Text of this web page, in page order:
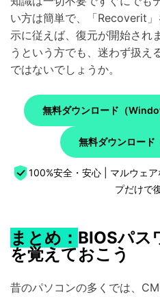
い方は簡単で、「Recoverit
示に従えば、復元が開始され
うという方でも、迷わず扱え
ではないでしょうか。
無料ダウンロード（
無料ダウンロード
100%安全・安心 | マルウ
プだけで
まとめ： BIOSパス
を覚えておこう
昔のパソコンの多くでは、